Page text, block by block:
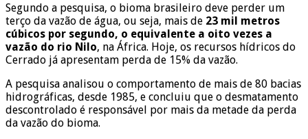
Segundo a pesquisa, o bioma brasileiro deve perder um
terço da vazão de água, ou seja, mais de 23 mil metros
cúbicos por segundo, o equivalente a oito vezes a
vazão do rio Nilo, na África. Hoje, os recursos hídricos do
Cerrado já apresentam perda de 15% da vazão.
A pesquisa analisou o comportamento de mais de 80 bacias
hidrográficas, desde 1985, e concluiu que o desmatamento
descontrolado é responsável por mais da metade da perda
da vazão do bioma.